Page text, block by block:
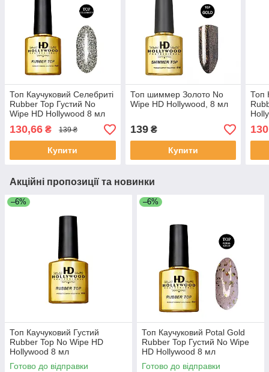
Топ Каучуковий Селебриті
Rubber Top Густий No
Wipe HD Hollywood 8 мл
130,66 ₴ 139 ₴
Купити
Топ шиммер Золото No
Wipe HD Hollywood, 8 мл
139₴
Купити
Топ
Акційні пропозиції та новинки
–6%
Топ Каучуковий Густий
Rubber Top No Wipe HD
Hollywood 8 мл
Готово до відправки
–6%
Топ Каучуковий Potal Gold
Rubber Top Густий No Wipe
HD Hollywood 8 мл
Готово до відправки